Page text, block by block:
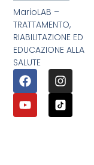
MarioLAB –
TRATTAMENTO,
RIABILITAZIONE ED
EDUCAZIONE ALLA
SALUTE